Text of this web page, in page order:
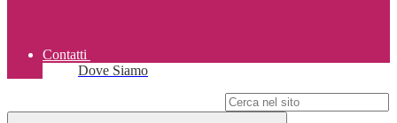
Contatti
Dove Siamo